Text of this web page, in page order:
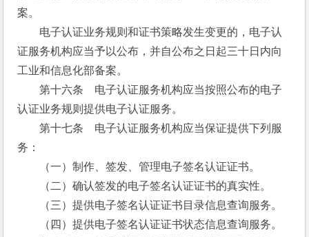
案。
电子认证业务规则和证书策略发生变更的，电子认
证服务机构应当予以公布，并自公布之日起三十日内向
工业和信息化部备案。
第十六条　电子认证服务机构应当按照公布的电子
认证业务规则提供电子认证服务。
第十七条　电子认证服务机构应当保证提供下列服
务：
（一）制作、签发、管理电子签名认证证书。
（二）确认签发的电子签名认证证书的真实性。
（三）提供电子签名认证证书目录信息查询服务。
（四）提供电子签名认证证书状态信息查询服务。